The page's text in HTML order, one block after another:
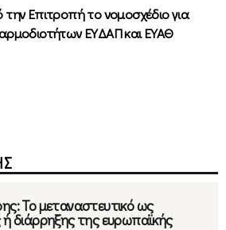
Επιτροπή το νομοσχέδιο για
ΕΥΔΑΠ και ΕΥΑΘ
Το μεταναστευτικό ως
διάρρηξης της ευρωπαϊκής